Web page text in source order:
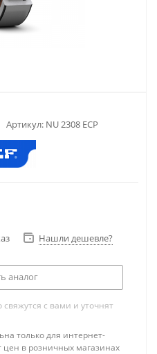
Артикул: NU 2308 ECP
Нашли дешевле?
аналог
с вами и уточнят
только для интернет-
цен в розничных магазинах